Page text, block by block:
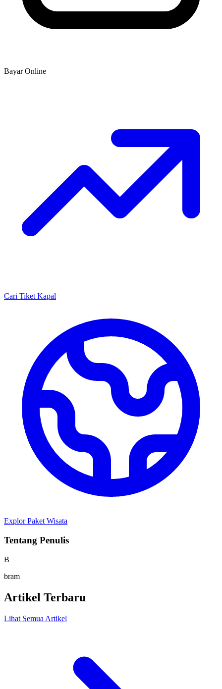
Bayar Online
Cari Tiket Kapal
Explor Paket Wisata
Tentang Penulis
B
bram
Artikel Terbaru
Lihat Semua Artikel